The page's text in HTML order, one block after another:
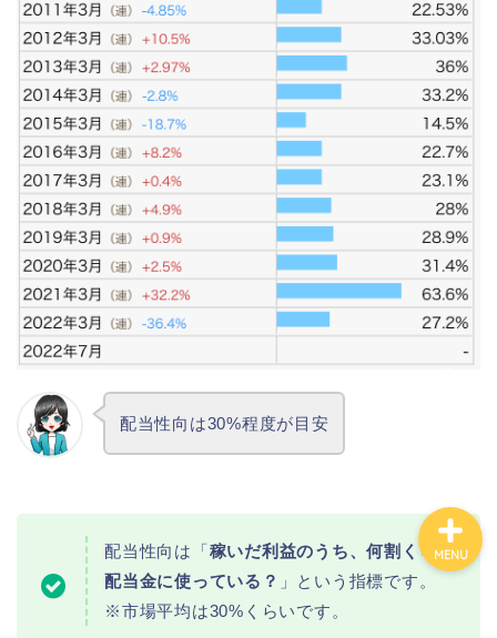
配当性向は30%程度が目安
配当性向は「稼いだ利益のうち、何割くらい
配当金に使っている？ 」という指標です。
※市場平均は30%くらいです。
MENU
カテゴリ別おすすめ株◯
株式投資・金融知識